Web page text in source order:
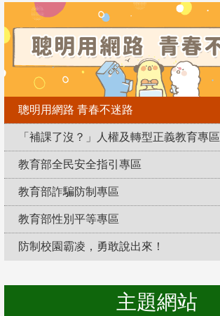
聰明用網路 青春不迷路
「補課了沒？」人權及轉型正義教育專區
教育部全民安全指引專區
教育部詐騙防制專區
教育部性別平等專區
防制校園霸凌，勇敢說出來！
主題網站